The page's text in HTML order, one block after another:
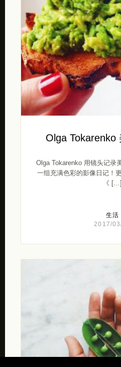
Olga Tokarenko
Olga Tokarenko 用镜头记录
一组充满色彩的影像日记！
《 […]
生活
2017/